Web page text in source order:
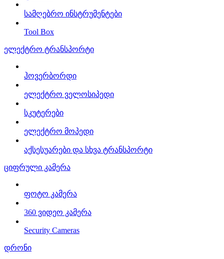
სამღებრო ინსტრუმენტები
Tool Box
ელექტრო ტრანსპორტი
ჰოვერბორდი
ელექტრო ველოსიპედი
სკუტერები
ელექტრო მოპედი
აქსესუარები და სხვა ტრანსპორტი
ციფრული კამერა
ფოტო კამერა
360 ვიდეო კამერა
Security Cameras
დრონი